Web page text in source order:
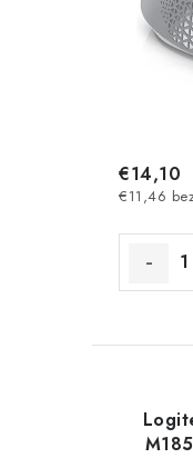
€11,46
€14,10